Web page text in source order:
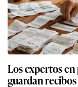
Los expertos
guardan